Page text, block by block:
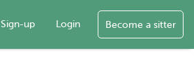
Sign-up Login Become a sitter